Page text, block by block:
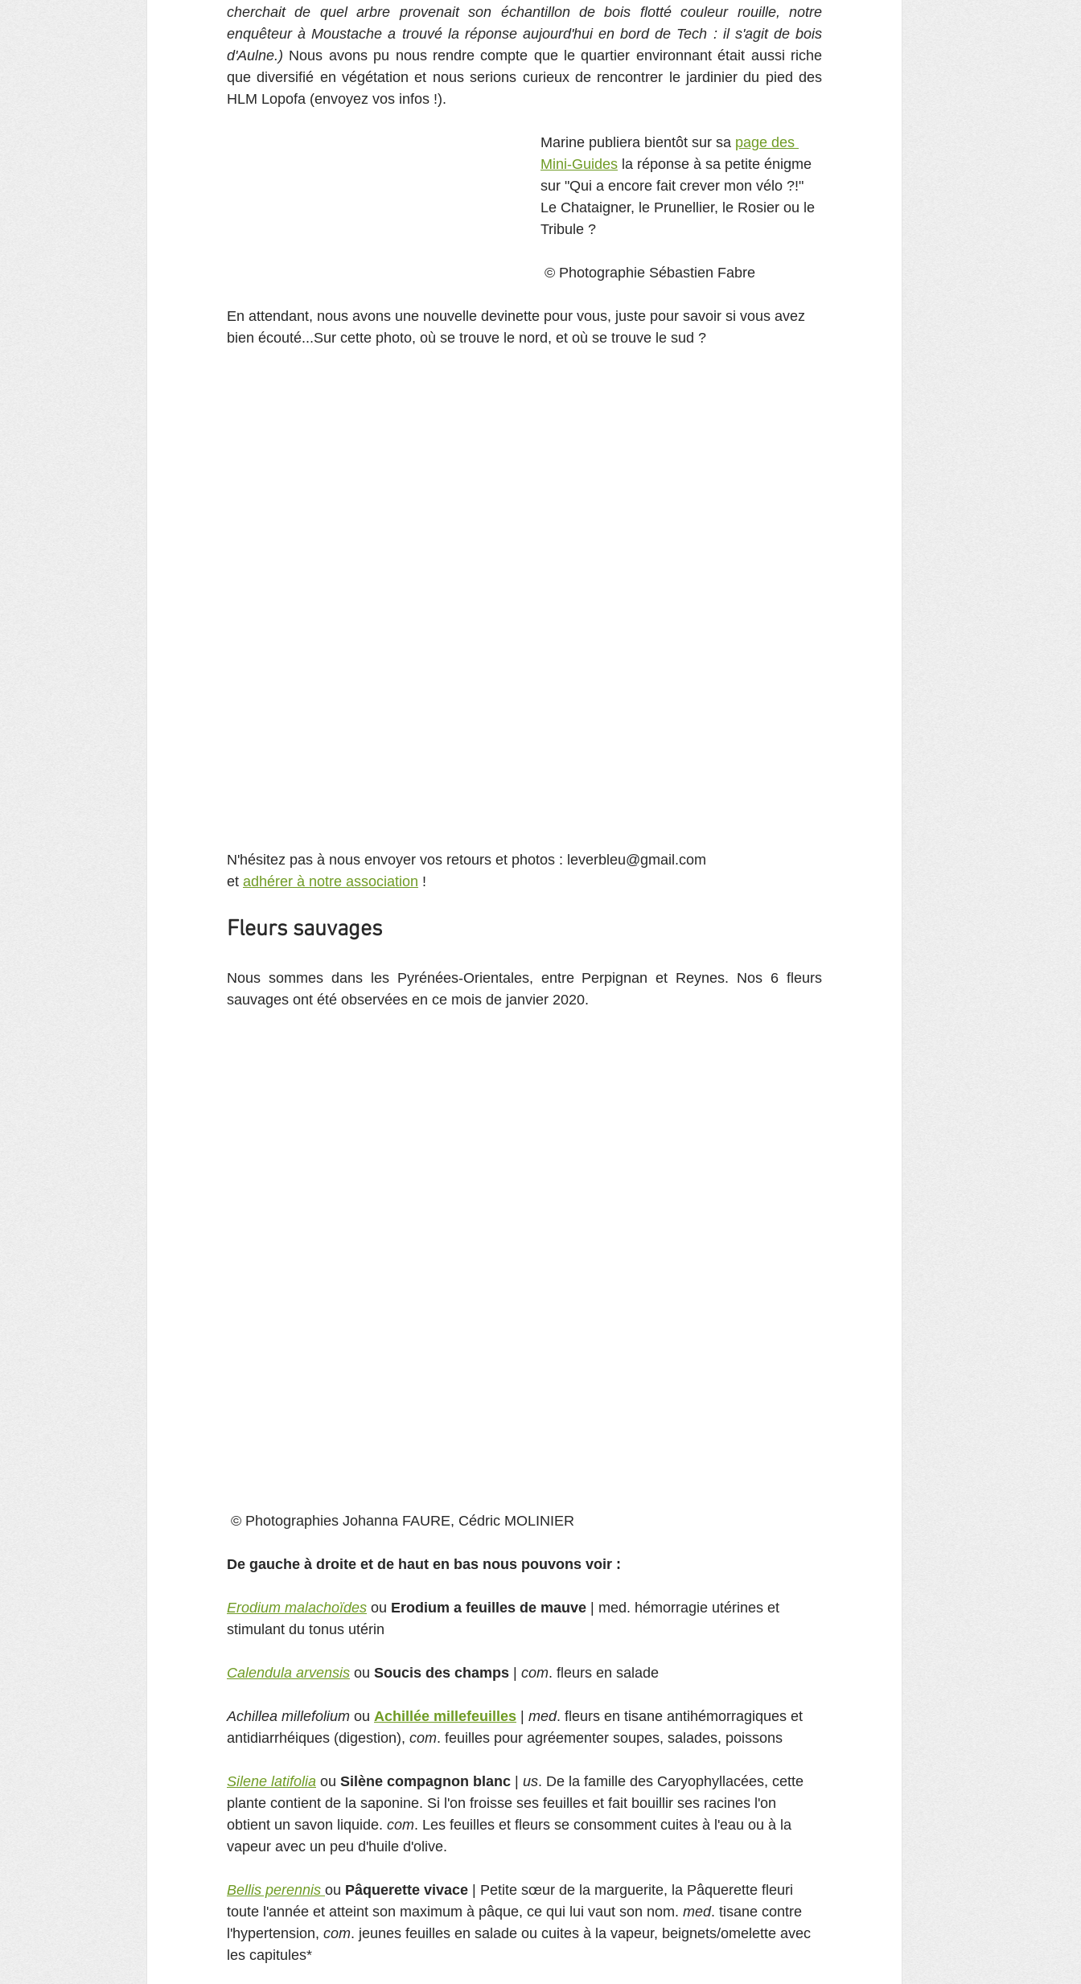
cherchait de quel arbre provenait son échantillon de bois flotté couleur rouille, notre
enquêteur à Moustache a trouvé la réponse aujourd'hui en bord de Tech : il s'agit de bois
d'Aulne.) Nous avons pu nous rendre compte que le quartier environnant était aussi riche
que diversifié en végétation et nous serions curieux de rencontrer le jardinier du pied des
HLM Lopofa (envoyez vos infos !).
Marine publiera bientôt sur sa page des
Mini-Guides la réponse à sa petite énigme
sur "Qui a encore fait crever mon vélo ?!"
Le Chataigner, le Prunellier, le Rosier ou le
Tribule ?
© Photographie Sébastien Fabre
En attendant, nous avons une nouvelle devinette pour vous, juste pour savoir si vous avez
bien écouté...Sur cette photo, où se trouve le nord, et où se trouve le sud ?
N'hésitez pas à nous envoyer vos retours et photos : leverbleu@gmail.com
et adhérer à notre association !
Fleurs sauvages
Nous sommes dans les Pyrénées-Orientales, entre Perpignan et Reynes. Nos 6 fleurs
sauvages ont été observées en ce mois de janvier 2020.
© Photographies Johanna FAURE, Cédric MOLINIER
De gauche à droite et de haut en bas nous pouvons voir :
Erodium malachoïdes ou Erodium a feuilles de mauve | med. hémorragie utérines et
stimulant du tonus utérin
Calendula arvensis ou Soucis des champs | com. fleurs en salade
Achillea millefolium ou Achillée millefeuilles | med. fleurs en tisane antihémorragiques et
antidiarrhéiques (digestion), com. feuilles pour agréementer soupes, salades, poissons
Silene latifolia ou Silène compagnon blanc | us. De la famille des Caryophyllacées, cette
plante contient de la saponine. Si l'on froisse ses feuilles et fait bouillir ses racines l'on
obtient un savon liquide. com. Les feuilles et fleurs se consomment cuites à l'eau ou à la
vapeur avec un peu d'huile d'olive.
Bellis perennis ou Pâquerette vivace | Petite sœur de la marguerite, la Pâquerette fleuri
toute l'année et atteint son maximum à pâque, ce qui lui vaut son nom. med. tisane contre
l'hypertension, com. jeunes feuilles en salade ou cuites à la vapeur, beignets/omelette avec
les capitules*